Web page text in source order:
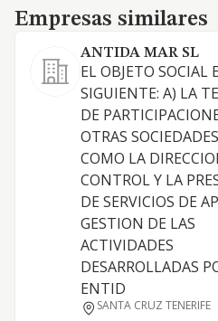
Empresas similares
Empresas similares
ANTIDA MAR SL
EL OBJETO SOCIAL
SIGUIENTE: A) LA
DE
OTRAS
COMO LA
CONTROL Y LA
DE SERVICIOS DE
GESTION DE LAS
ACTIVIDADES
DESARROLLADAS
ENTID
SANTA CRUZ TENERIFE